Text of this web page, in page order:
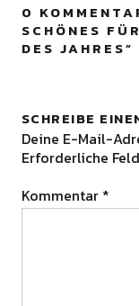
0
SCHÖNES
DES JAHRES”
SCHREIBE
Deine E-Mail-
Erforderliche
Kommentar *